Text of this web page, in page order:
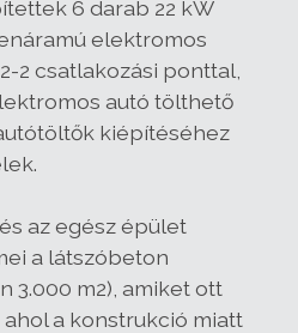
6 darab 22 kW
elektromos
2 csatlakozási ponttal,
autó tölthető
kiépítéséhez
az egész épület
a látszóbeton
3.000 m2), amiket ott
a konstrukció miatt